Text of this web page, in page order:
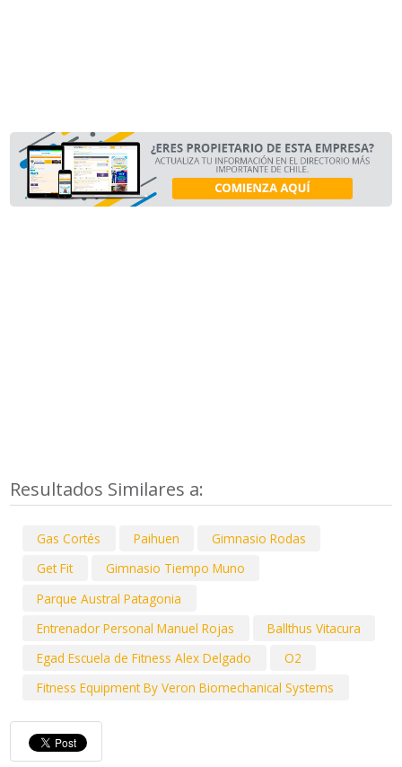
Resultados Similares a:
Gas Cortés Paihuen
Gimnasio Rodas
Get Fit
Gimnasio Tiempo Muno
Parque Austral Patagonia
Entrenador Personal Manuel Rojas
Ballthus Vitacura
Egad Escuela de Fitness Alex Delgado
O2
Fitness Equipment By Veron Biomechanical Systems